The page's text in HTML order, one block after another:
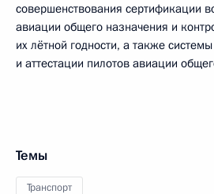
совершенствования сертификации
авиации общего назначения и
их лётной годности, а также
и аттестации пилотов авиации
Темы
Транспорт